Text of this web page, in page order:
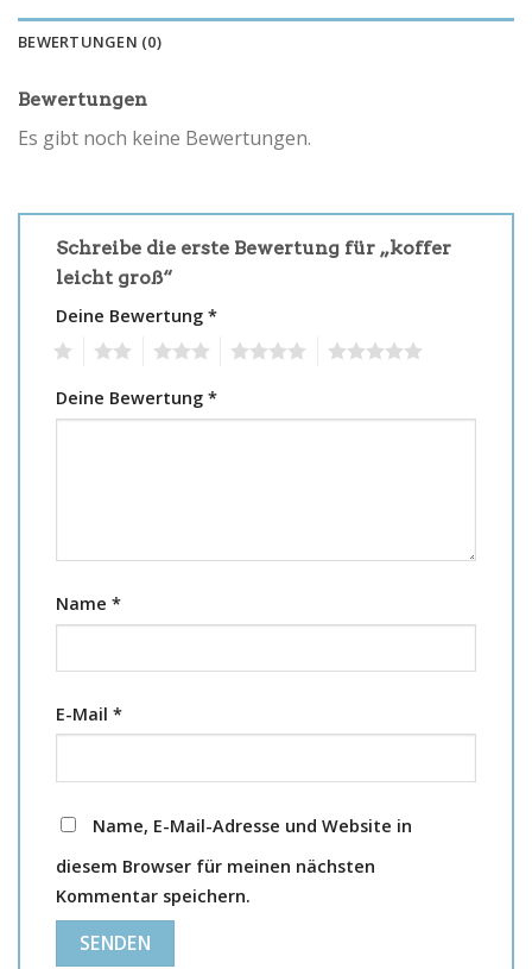
BEWERTUNGEN (0)
Bewertungen
Es gibt noch keine Bewertungen.
Schreibe die erste Bewertung für „koffer
leicht groß“
Deine Bewertung *
Deine Bewertung *
Name *
E-Mail *
Name, E-Mail-Adresse und Website in
diesem Browser für meinen nächsten
Kommentar speichern.